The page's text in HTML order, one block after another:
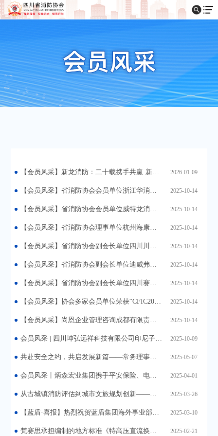
【会员风采】新龙消防：二十载携手共赢·新征程继往开来 2026-01-09
【会员风采】省消防协会会员单位浙江华消科技有限公司亮相2025第二十一届中国国际消防展 2025-10-14
【会员风采】省消防协会会员单位威特龙消防安全集团股份公司亮相2025第二十一届中国国际消防展 2025-10-14
【会员风采】省消防协会理事单位杭州海康威视数字技术股份有限公司亮相2025第二十一届中国国际消防展 2025-10-14
【会员风采】省消防协会副会长单位四川川消消防车辆制造有限公司亮相2025第二十一届中国国际消防展 2025-10-14
【会员风采】省消防协会副会长单位迪威弗智能装备集团有限公司亮相2025第二十一届中国国际消防展 2025-10-14
【会员风采】省消防协会副会长单位四川赛科安全技术有限公司亮相2025第二十一届中国国际消防展 2025-10-14
【会员风采】协会多家会员单位荣获“CFIC2025中国消防安全产业大会暨第十八届中国消防行业品牌盛会”重量级荣誉 2025-10-14
【会员风采】尚恩企业管理咨询成都有限责任公司 荣获第二届中国消防标准化发展大会《消防安全评估通则》编制单位证书 2025-10-14
会员风采 | 四川坤弘远祥科技有限公司印尼子公司智能抑爆项目荣获2025金砖国家工业创新大赛一等奖 2025-10-09
共赴安全之约，共启发展新篇——‌常务理事单位炳森宏业诚邀您共鉴安全应急新未来 2025-05-07
会员风采丨炳森宏业集团携手平安保险、电广传媒保险经纪 创新构建“消防维保+保险”风险防控体系 2025-04-01
从古城镇消防评估到城市文旅规划创新——尚恩用科技打通安全与文化的双脉络！ 2025-03-26
【蓝盾·喜报】热烈祝贺蓝盾集团海外事业部携创新成果亮相沙特利亚德Big5国际建材展 2025-03-10
梵赛思承担编制的地方标准《特高压直流换流站消防安全管理》批准发布 2025-02-21